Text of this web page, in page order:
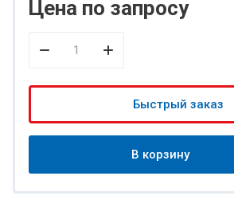
Цена по запросу
В корзину
Быстрый заказ